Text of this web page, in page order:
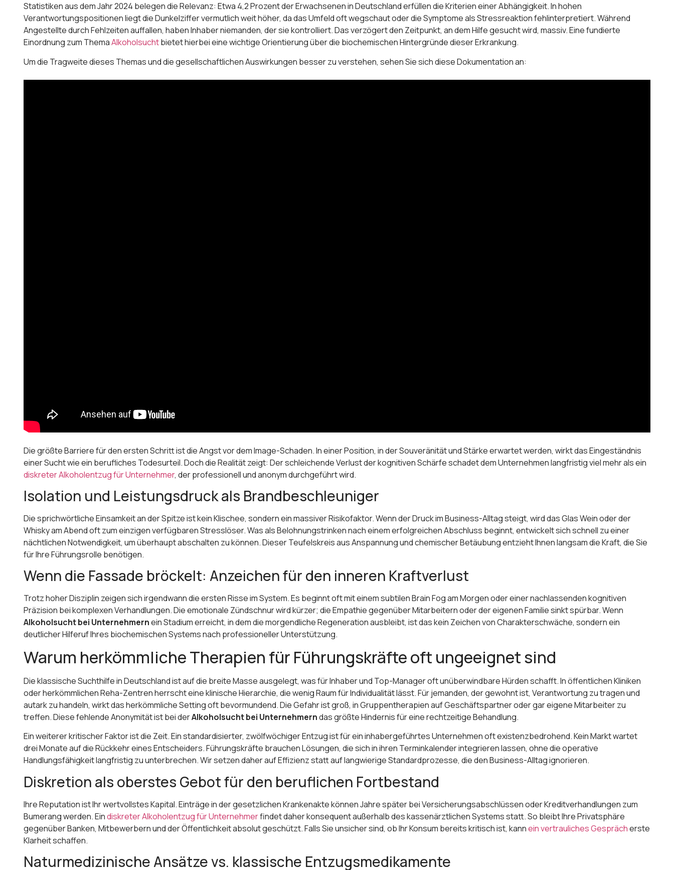
Statistiken aus dem Jahr 2024 belegen die Relevanz: Etwa 4,2 Prozent der Erwachsenen in Deutschland erfüllen die Kriterien einer Abhängigkeit. In hohen
Verantwortungspositionen liegt die Dunkelziffer vermutlich weit höher, da das Umfeld oft wegschaut oder die Symptome als Stressreaktion fehlinterpretiert. Während
Angestellte durch Fehlzeiten auffallen, haben Inhaber niemanden, der sie kontrolliert. Das verzögert den Zeitpunkt, an dem Hilfe gesucht wird, massiv. Eine fundierte
Einordnung zum ThemaAlkoholsuchtbietet hierbei eine wichtige Orientierung über die biochemischen Hintergründe dieser Erkrankung.
Um die Tragweite dieses Themas und die gesellschaftlichen Auswirkungen besser zu verstehen, sehen Sie sich diese Dokumentation an:
Die größte Barriere für den ersten Schritt ist die Angst vor dem Image-Schaden. In einer Position, in der Souveränität und Stärke erwartet werden, wirkt das Eingeständnis
einer Sucht wie ein berufliches Todesurteil. Doch die Realität zeigt: Der schleichende Verlust der kognitiven Schärfe schadet dem Unternehmen langfristig viel mehr als ein
diskreter Alkoholentzug für Unternehmer, der professionell und anonym durchgeführt wird.
Isolation und Leistungsdruck als Brandbeschleuniger
Die sprichwörtliche Einsamkeit an der Spitze ist kein Klischee, sondern ein massiver Risikofaktor. Wenn der Druck im Business-Alltag steigt, wird das Glas Wein oder der
Whisky am Abend oft zum einzigen verfügbaren Stresslöser. Was als Belohnungstrinken nach einem erfolgreichen Abschluss beginnt, entwickelt sich schnell zu einer
nächtlichen Notwendigkeit, um überhaupt abschalten zu können. Dieser Teufelskreis aus Anspannung und chemischer Betäubung entzieht Ihnen langsam die Kraft, die Sie
für Ihre Führungsrolle benötigen.
Wenn die Fassade bröckelt: Anzeichen für den inneren Kraftverlust
Trotz hoher Disziplin zeigen sich irgendwann die ersten Risse im System. Es beginnt oft mit einem subtilen Brain Fog am Morgen oder einer nachlassenden kognitiven
Präzision bei komplexen Verhandlungen. Die emotionale Zündschnur wird kürzer; die Empathie gegenüber Mitarbeitern oder der eigenen Familie sinkt spürbar. Wenn
Alkoholsucht bei Unternehmernein Stadium erreicht, in dem die morgendliche Regeneration ausbleibt, ist das kein Zeichen von Charakterschwäche, sondern ein
deutlicher Hilferuf Ihres biochemischen Systems nach professioneller Unterstützung.
Warum herkömmliche Therapien für Führungskräfte oft ungeeignet sind
Die klassische Suchthilfe in Deutschland ist auf die breite Masse ausgelegt, was für Inhaber und Top-Manager oft unüberwindbare Hürden schafft. In öffentlichen Kliniken
oder herkömmlichen Reha-Zentren herrscht eine klinische Hierarchie, die wenig Raum für Individualität lässt. Für jemanden, der gewohnt ist, Verantwortung zu tragen und
autark zu handeln, wirkt das herkömmliche Setting oft bevormundend. Die Gefahr ist groß, in Gruppentherapien auf Geschäftspartner oder gar eigene Mitarbeiter zu
treffen. Diese fehlende Anonymität ist bei derAlkoholsucht bei Unternehmerndas größte Hindernis für eine rechtzeitige Behandlung.
Ein weiterer kritischer Faktor ist die Zeit. Ein standardisierter, zwölfwöchiger Entzug ist für ein inhabergeführtes Unternehmen oft existenzbedrohend. Kein Markt wartet
drei Monate auf die Rückkehr eines Entscheiders. Führungskräfte brauchen Lösungen, die sich in ihren Terminkalender integrieren lassen, ohne die operative
Handlungsfähigkeit langfristig zu unterbrechen. Wir setzen daher auf Effizienz statt auf langwierige Standardprozesse, die den Business-Alltag ignorieren.
Diskretion als oberstes Gebot für den beruflichen Fortbestand
Ihre Reputation ist Ihr wertvollstes Kapital. Einträge in der gesetzlichen Krankenakte können Jahre später bei Versicherungsabschlüssen oder Kreditverhandlungen zum
Bumerang werden. Eindiskreter Alkoholentzug für Unternehmerfindet daher konsequent außerhalb des kassenärztlichen Systems statt. So bleibt Ihre Privatsphäre
gegenüber Banken, Mitbewerbern und der Öffentlichkeit absolut geschützt. Falls Sie unsicher sind, ob Ihr Konsum bereits kritisch ist, kannein vertrauliches Gesprächerste
Klarheit schaffen.
Naturmedizinische Ansätze vs. klassische Entzugsmedikamente